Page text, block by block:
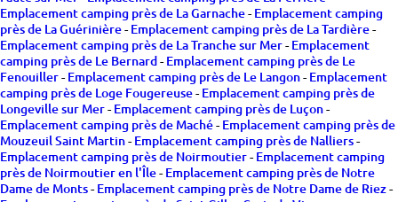
Emplacement camping près de La Garnache-Emplacement camping
près de La Guérinière-Emplacement camping près de La Tardière-
Emplacement camping près de La Tranche sur Mer-Emplacement
camping près de Le Bernard-Emplacement camping près de Le
Fenouiller-Emplacement camping près de Le Langon-Emplacement
camping près de Loge Fougereuse-Emplacement camping près de
Longeville sur Mer-Emplacement camping près de Luçon-
Emplacement camping près de Maché-Emplacement camping près de
Mouzeuil Saint Martin-Emplacement camping près de Nalliers-
Emplacement camping près de Noirmoutier-Emplacement camping
près de Noirmoutier en l'Île-Emplacement camping près de Notre
Dame de Monts-Emplacement camping près de Notre Dame de Riez-